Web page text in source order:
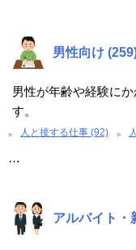
男性向け
男性が年齢や経験に
す。
人と接する仕事 (92)
…
アルバイト・